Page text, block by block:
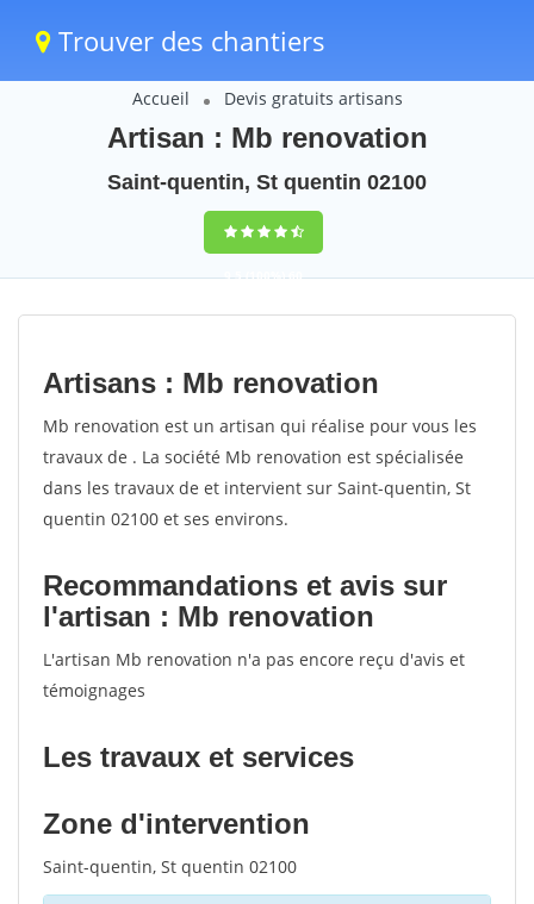
Trouver des chantiers
Accueil Devis gratuits artisans
Artisan : Mb renovation
Saint-quentin, St quentin 02100
9,5(100%)60
votes
Artisans : Mb renovation
Mb renovation est un artisan qui réalise pour vous les
travaux de . La société Mb renovation est spécialisée
dans les travaux de et intervient sur Saint-quentin, St
quentin 02100 et ses environs.
Recommandations et avis sur
l'artisan : Mb renovation
L'artisan Mb renovation n'a pas encore reçu d'avis et
témoignages
Les travaux et services
Zone d'intervention
Saint-quentin, St quentin 02100